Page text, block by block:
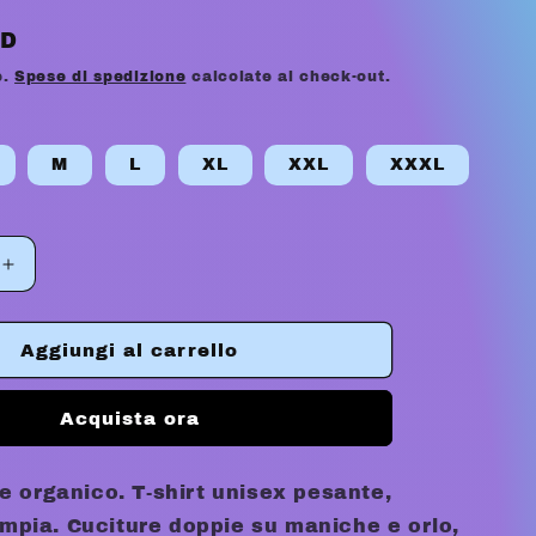
g
o
a
f
i
c
a
Spese di spedizione calcolate al check-out.
M L XL XXL XXXL
Aumenta
quantità
per
BACK
TO
2000S
TEE
Aggiungi al carrello
Acquista ora
organico. T-shirt unisex pesante,
Cuciture doppie su maniche e orlo,